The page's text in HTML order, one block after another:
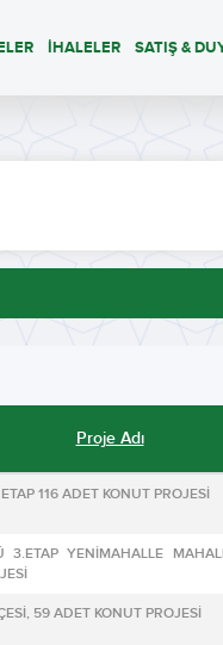
İHALELER SATIŞ &
Proje Adı
116 ADET KONUT PROJESİ
3.ETAP YENİMAHALLE
59 ADET KONUT PROJESİ